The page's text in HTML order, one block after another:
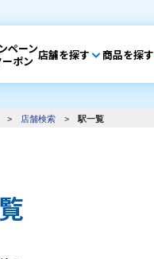
ペーン
ーポン 店舗を探す 商品を探す
> 店舗検索 > 駅一覧